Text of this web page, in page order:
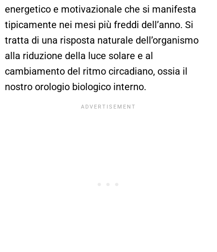
energetico e motivazionale che si manifesta
tipicamente nei mesi più freddi dell’anno. Si
tratta di una risposta naturale dell’organismo
alla riduzione della luce solare e al
cambiamento del ritmo circadiano, ossia il
nostro orologio biologico interno.